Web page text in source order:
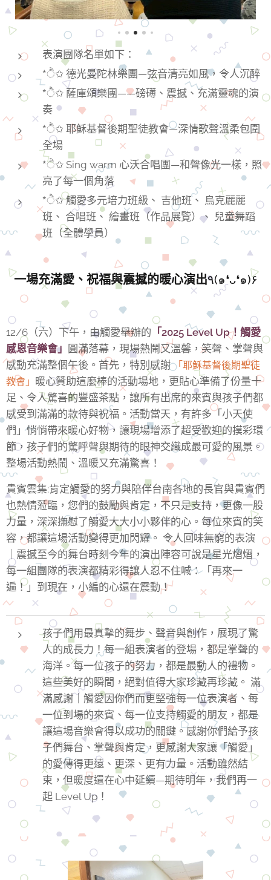
表演團隊名單如下：
*ੈ✩ 德光曼陀林樂團—弦音清亮如風，令人沉醉
*ੈ✩ 薩庫頌樂團——磅礡、震撼、充滿靈魂的演
奏
*ੈ✩ 耶穌基督後期聖徒教會—深情歌聲溫柔包圍
全場
*ੈ✩ Sing warm 心沃合唱團—和聲像光一樣，照
亮了每一個角落
*ੈ✩ 觸愛多元培力班級、 吉他班、 烏克麗麗
班、 合唱班、 繪畫班（作品展覽）、 兒童舞蹈
班（全體學員）
一場充滿愛、祝福與震撼的暖心演出 ٩(๑❛ᴗ❛๑)۶
12/6（六）下午，由觸愛舉辦的 「2025 Level Up！觸愛
感恩音樂會」 圓滿落幕，現場熱鬧又溫馨，笑聲、掌聲與
感動充滿整個午後。首先，特別感謝「耶穌基督後期聖徒
教會」 暖心贊助這麼棒的活動場地，更貼心準備了份量十
足、令人驚喜的豐盛茶點，讓所有出席的來賓與孩子們都
感受到滿滿的款待與祝福。活動當天，有許多「小天使
們」悄悄帶來暖心好物，讓現場增添了超受歡迎的摸彩環
節，孩子們的驚呼聲與期待的眼神交織成最可愛的風景。
整場活動熱鬧、溫暖又充滿驚喜！
貴賓雲集:肯定觸愛的努力與陪伴台南各地的長官與貴賓們
也熱情蒞臨，您們的鼓勵與肯定，不只是支持，更像一股
力量，深深撫慰了觸愛大大小小夥伴的心。每位來賓的笑
容，都讓這場活動變得更加閃耀。 令人回味無窮的表演
｜震撼至今的舞台時刻今年的演出陣容可說是星光熠熠，
每一組團隊的表演都精彩得讓人忍不住喊：「再來一
遍！」到現在，小編的心還在震動！
孩子們用最真摯的舞步、聲音與創作，展現了驚
人的成長力！每一組表演者的登場，都是掌聲的
海洋。每一位孩子的努力，都是最動人的禮物。
這些美好的瞬間，絕對值得大家珍藏再珍藏。 滿
滿感謝｜觸愛因你們而更堅強每一位表演者、每
一位到場的來賓、每一位支持觸愛的朋友，都是
讓這場音樂會得以成功的關鍵。感謝你們給予孩
子們舞台、掌聲與肯定，更感謝大家讓「觸愛」
的愛傳得更遠、更深、更有力量。活動雖然結
束，但暖度還在心中延續—期待明年，我們再一
起 Level Up！